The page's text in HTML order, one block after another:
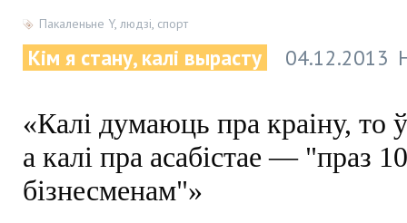
Пакаленьне Y, людзі, спорт
Кім я стану, калі вырасту 04.12.2013
«Калі думаюць пра краіну, то
а калі пра асабістае — "праз
бізнесменам"»